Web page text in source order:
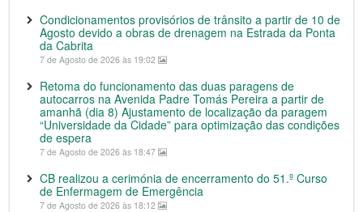
Condicionamentos provisórios de trânsito a partir de 10 de
Agosto devido a obras de drenagem na Estrada da Ponta
da Cabrita
7 de Agosto de 2026 às 19:02
Retoma do funcionamento das duas paragens de
autocarros na Avenida Padre Tomás Pereira a partir de
amanhã (dia 8) Ajustamento de localização da paragem
“Universidade da Cidade” para optimização das condições
de espera
7 de Agosto de 2026 às 18:47
CB realizou a cerimónia de encerramento do 51.º Curso
de Enfermagem de Emergência
7 de Agosto de 2026 às 18:12